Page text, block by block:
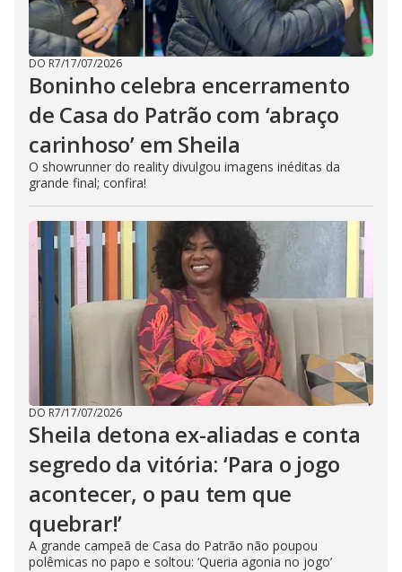
DO R7/17/07/2026
Boninho celebra encerramento
de Casa do Patrão com ‘abraço
carinhoso’ em Sheila
O showrunner do reality divulgou imagens inéditas da
grande final; confira!
DO R7/17/07/2026
Sheila detona ex-aliadas e conta
segredo da vitória: ‘Para o jogo
acontecer, o pau tem que
quebrar!’
A grande campeã de Casa do Patrão não poupou
polêmicas no papo e soltou: ‘Queria agonia no jogo’